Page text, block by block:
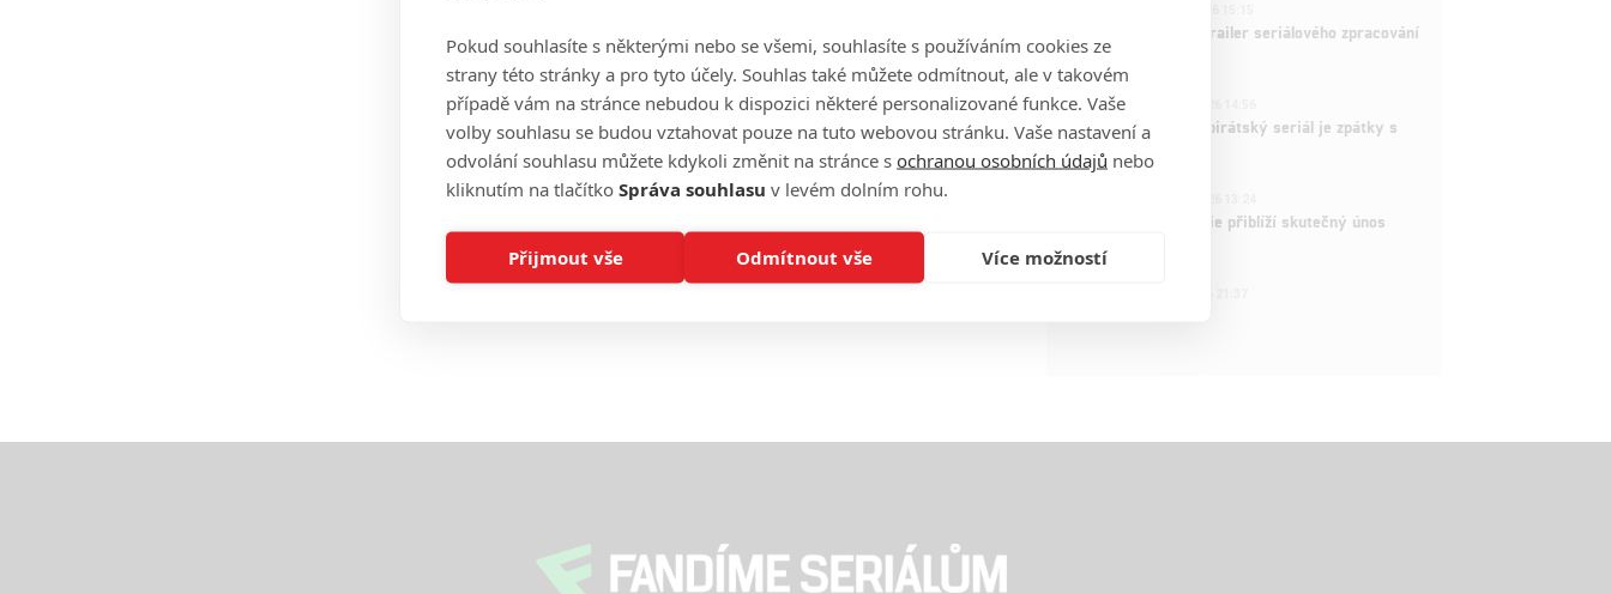
Harry Potter: První trailer seriálového zpracování
je venku
3ČLÁNEK | 15.03.2026 14:56
One Piece: Oblíbený pirátský seriál je zpátky s
novými epizodami
Nová dramatická série přiblíží skutečný únos
Pokud souhlasíte s některými nebo se všemi, souhlasíte s používáním cookies ze
strany této stránky a pro tyto účely. Souhlas také můžete odmítnout, ale v takovém
případě vám na stránce nebudou k dispozici některé personalizované funkce. Vaše
volby souhlasu se budou vztahovat pouze na tuto webovou stránku. Vaše nastavení a
odvolání souhlasu můžete kdykoli změnit na stránce s ochranou osobních údajů nebo
kliknutím na tlačítko Správa souhlasu v levém dolním rohu.
Přijmout vše Odmítnout vše Více možností